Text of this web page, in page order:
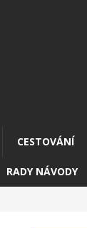
CESTOVÁNÍ
RADY NÁVODY